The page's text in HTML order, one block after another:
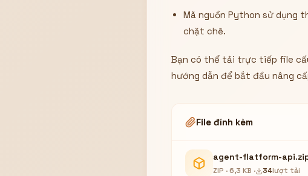
Mã nguồn Python sử dụng
chặt chẽ.
Bạn có thể tải trực tiếp file
hướng dẫn để bắt đầu nâng
File đính kèm
agent-flatform-
ZIP · 6,3 KB · 34lượt tải